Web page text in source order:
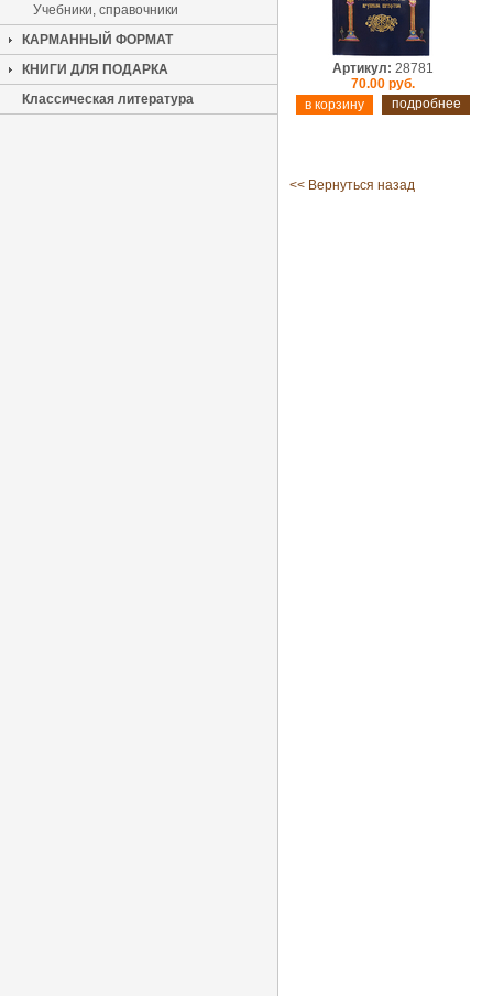
Учебники, справочники
КАРМАННЫЙ ФОРМАТ
КНИГИ ДЛЯ ПОДАРКА
Классическая литература
Артикул: 28781
70.00 руб.
подробнее
<< Вернуться назад